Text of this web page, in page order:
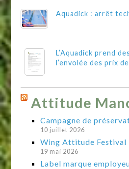
Aquadick : arrêt
L’Aquadick prend
l’envolée des prix
Attitude
Campagne de
10 juillet 2026
Wing Attitude Festival
19 mai 2026
Label marque